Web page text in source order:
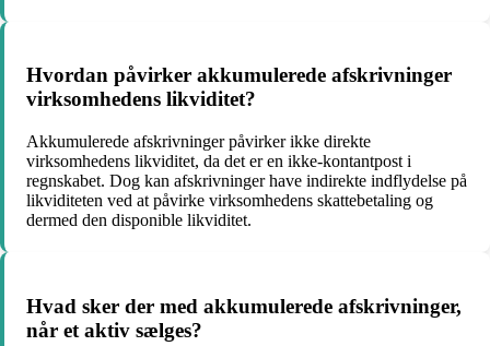
Hvordan påvirker akkumulerede afskrivninger
virksomhedens likviditet?
Akkumulerede afskrivninger påvirker ikke direkte
virksomhedens likviditet, da det er en ikke-kontantpost i
regnskabet. Dog kan afskrivninger have indirekte indflydelse på
likviditeten ved at påvirke virksomhedens skattebetaling og
dermed den disponible likviditet.
Hvad sker der med akkumulerede afskrivninger,
når et aktiv sælges?